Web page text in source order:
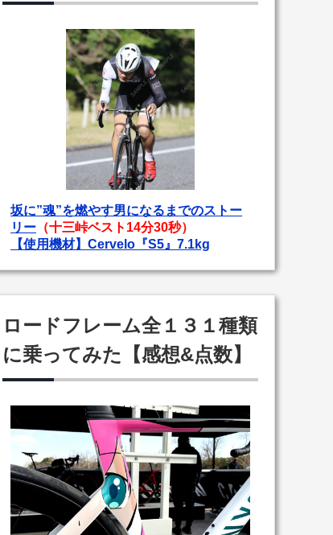
坂に”魂”を燃やす男になるまでのストー
リー （十三峠ベスト14分30秒）
【使用機材】Cervelo『S5』7.1kg
ロードフレーム全１３１種類
に乗ってみた【感想&点数】